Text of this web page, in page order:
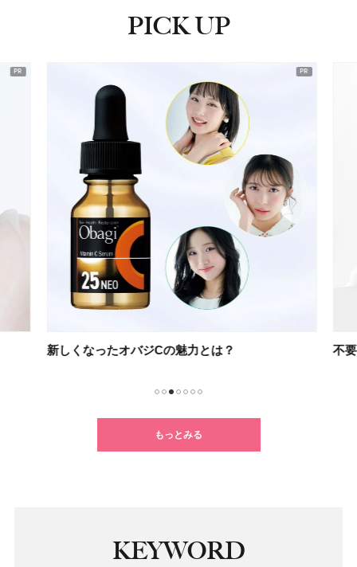
PICK UP
新しくなったオバジCの魅力とは？ 不
もっとみる
KEYWORD